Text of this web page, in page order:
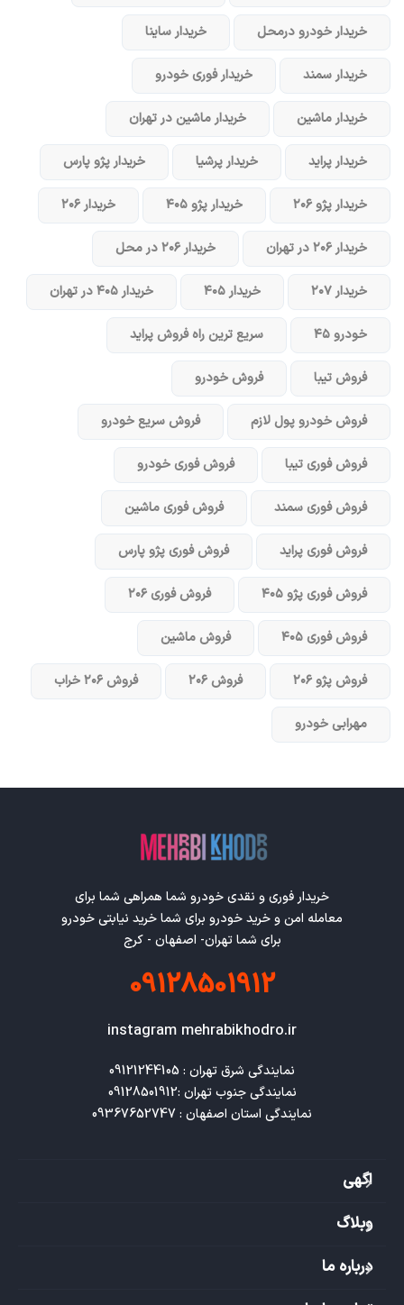
خریدار خودرو در‌محل خریدار ساینا
خریدار سمند خریدار فوری خودرو
خریدار ماشین خریدار ماشین در تهران
خریدار پراید خریدار پرشیا خریدار پژو پارس
خریدار پژو ۲۰۶ خریدار پژو ۴۰۵ خریدار ۲۰۶
خریدار ۲۰۶ در تهران خریدار ۲۰۶ در محل
خریدار ۲۰۷ خریدار ۴۰۵ خریدار ۴۰۵ در تهران
خودرو ۴۵ سریع ترین راه فروش پراید
فروش تیبا فروش خودرو
فروش خودرو پول لازم فروش سریع خودرو
فروش فوری تیبا فروش فوری خودرو
فروش فوری سمند فروش فوری ماشین
فروش فوری پراید فروش فوری پژو پارس
فروش فوری پژو ۴۰۵ فروش فوری ۲۰۶
فروش فوری ۴۰۵ فروش ماشین
فروش پژو ۲۰۶ فروش ۲۰۶ فروش ۲۰۶ خراب
مهرابی خودرو
خریدار فوری و نقدی خودرو شما همراهی شما برای
معامله امن و خرید خودرو برای شما خرید نیابتی خودرو
برای شما تهران- اصفهان - کرج
09128501912
instagram mehrabikhodro.ir
نمایندگی استان اصفهان : 09367652747
اگهی
وبلاگ
درباره ما